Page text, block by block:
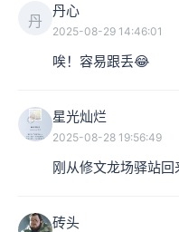
丹
丹心
2025-08-29 14:46:01
唉！容易跟丢😂
星光灿烂
2025-08-28 19:56:49
刚从修文龙场驿站回
砖头